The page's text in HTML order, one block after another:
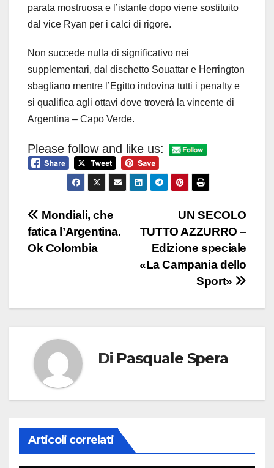
parata mostruosa e l’istante dopo viene sostituito
dal vice Ryan per i calci di rigore.
Non succede nulla di significativo nei
supplementari, dal dischetto Souattar e Herrington
sbagliano mentre l’Egitto indovina tutti i penalty e
si qualifica agli ottavi dove troverà la vincente di
Argentina – Capo Verde.
Please follow and like us:
Navigazione
articoli
UN SECOLO
TUTTO AZZURRO –
Edizione speciale
«La Campania dello
Sport»
Mondiali, che
fatica l’Argentina.
Ok Colombia
Di Pasquale Spera
Articoli correlati